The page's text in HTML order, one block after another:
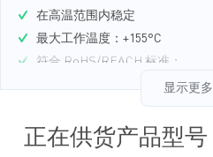
在高温范围内稳定
最大工作温度：+155°C
符合 RoHS/REACH 标准；
显示更多
正在供货产品型号